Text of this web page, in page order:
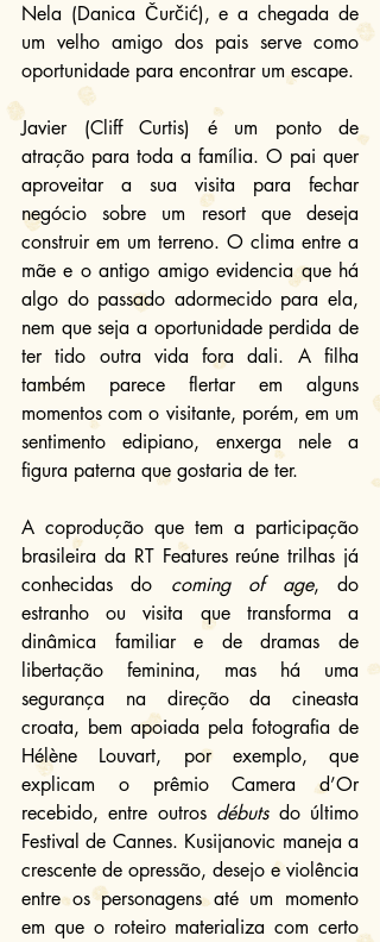
Nela (Danica Čurčić), e a chegada de
um velho amigo dos pais serve como
oportunidade para encontrar um escape.
Javier (Cliff Curtis) é um ponto de
atração para toda a família. O pai quer
aproveitar a sua visita para fechar
negócio sobre um resort que deseja
construir em um terreno. O clima entre a
mãe e o antigo amigo evidencia que há
algo do passado adormecido para ela,
nem que seja a oportunidade perdida de
ter tido outra vida fora dali. A filha
também parece flertar em alguns
momentos com o visitante, porém, em um
sentimento edipiano, enxerga nele a
figura paterna que gostaria de ter.
A coprodução que tem a participação
brasileira da RT Features reúne trilhas já
conhecidas do coming of age, do
estranho ou visita que transforma a
dinâmica familiar e de dramas de
libertação feminina, mas há uma
segurança na direção da cineasta
croata, bem apoiada pela fotografia de
Hélène Louvart, por exemplo, que
explicam o prêmio Camera d’Or
recebido, entre outros débuts do último
Festival de Cannes. Kusijanovic maneja a
crescente de opressão, desejo e violência
entre os personagens até um momento
em que o roteiro materializa com certo